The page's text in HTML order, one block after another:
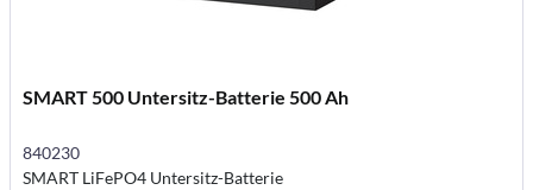
SMART 500 Untersitz-Batterie 500 Ah
840230
SMART LiFePO4 Untersitz-Batterie